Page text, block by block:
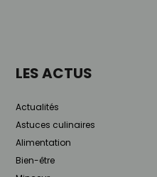
LES ACTUS
Actualités
Astuces culinaires
Alimentation
Bien-être